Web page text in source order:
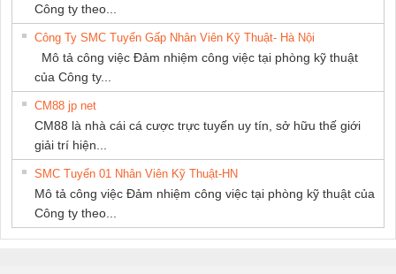
Công ty theo...
Công Ty SMC Tuyển Gấp Nhân Viên Kỹ Thuật- Hà Nội
Mô tả công việc Đảm nhiệm công việc tại phòng kỹ thuật
của Công ty...
CM88 jp net
CM88 là nhà cái cá cược trực tuyến uy tín, sở hữu thế giới
giải trí hiện...
SMC Tuyển 01 Nhân Viên Kỹ Thuật-HN
Mô tả công việc Đảm nhiệm công việc tại phòng kỹ thuật của
Công ty theo...